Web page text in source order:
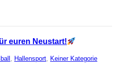
euren Neustart!
, Hallensport, Keiner Kategorie